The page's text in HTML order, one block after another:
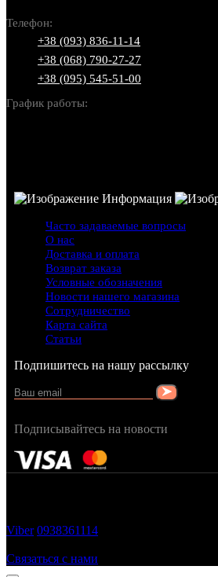
Телефон:
+38 (093) 836-11-14
+38 (068) 790-27-27
+38 (095) 545-51-00
График работы:
Информация
Часто задаваемые вопросы
О нас
Доставка и оплата
Возврат заказа
Условные обозначения
Новости нашего магазина
Сотрудничество
Карта сайта
Статьи
Подпишитесь на нашу рассылку
Подписывайтесь на новости
Viber 0938361114
Связаться с нами